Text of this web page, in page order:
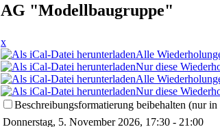
AG "Modellbaugruppe"
x
Alle
Nur diese
Alle
Nur diese
Beschreibungsformatierung beibehalten (nur
Donnerstag, 5. November 2026, 17:30 - 21:00